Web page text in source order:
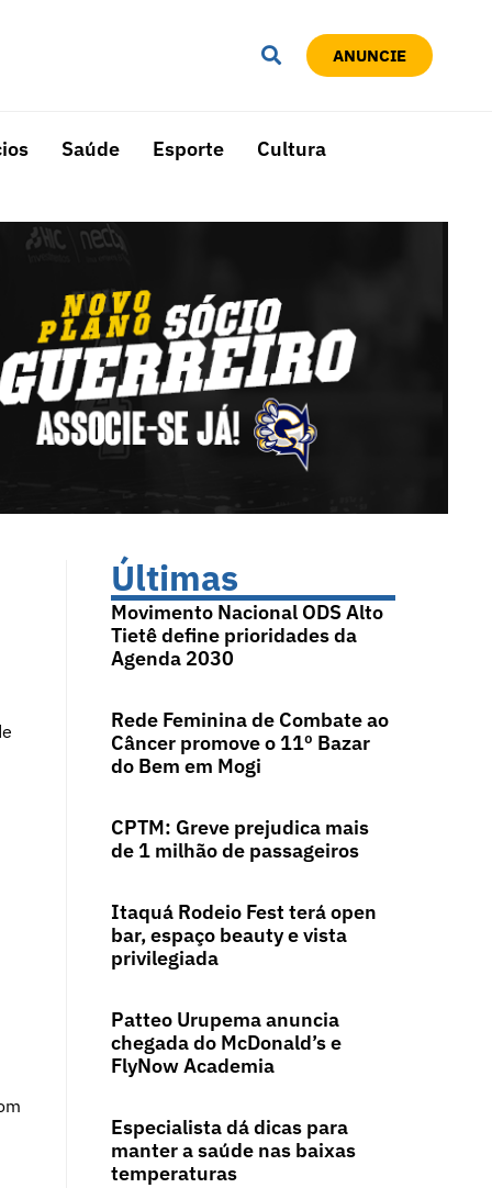
ANUNCIE
Saúde Esporte Cultura
Últimas
Movimento Nacional ODS Alto
Tietê define prioridades da
Agenda 2030
Rede Feminina de Combate ao
Câncer promove o 11º Bazar
do Bem em Mogi
CPTM: Greve prejudica mais
de 1 milhão de passageiros
Itaquá Rodeio Fest terá open
bar, espaço beauty e vista
privilegiada
Patteo Urupema anuncia
chegada do McDonald’s e
FlyNow Academia
Especialista dá dicas para
manter a saúde nas baixas
temperaturas